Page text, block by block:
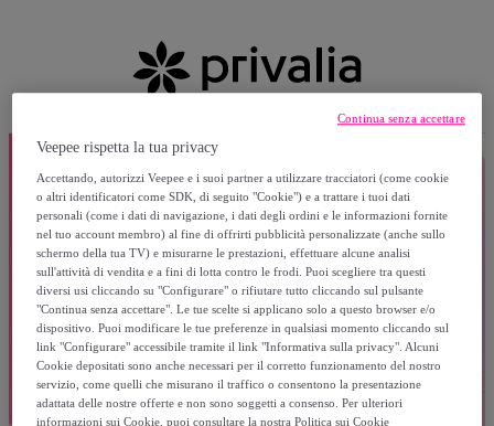
Veepee rispetta la tua privacy
Accettando, autorizzi Veepee e i suoi partner a utilizzare tracciatori (come cookie
o altri identificatori come SDK, di seguito "Cookie") e a trattare i tuoi dati
personali (come i dati di navigazione, i dati degli ordini e le informazioni fornite
nel tuo account membro) al fine di offrirti pubblicità personalizzate (anche sullo
schermo della tua TV) e misurarne le prestazioni, effettuare alcune analisi
sull'attività di vendita e a fini di lotta contro le frodi. Puoi scegliere tra questi
diversi usi cliccando su "Configurare" o rifiutare tutto cliccando sul pulsante
"Continua senza accettare". Le tue scelte si applicano solo a questo browser e/o
dispositivo. Puoi modificare le tue preferenze in qualsiasi momento cliccando sul
link "Configurare" accessibile tramite il link "Informativa sulla privacy". Alcuni
Cookie depositati sono anche necessari per il corretto funzionamento del nostro
servizio, come quelli che misurano il traffico o consentono la presentazione
adattata delle nostre offerte e non sono soggetti a consenso. Per ulteriori
informazioni sui Cookie, puoi consultare la nostra Politica sui Cookie
Continua senza accettare